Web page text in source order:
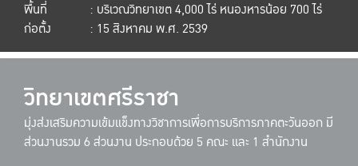
พื้นที่
: บริเวณวิทยาเขต 4,000 ไร่ หนองหารน้อย 700 ไร่
ก่อตั้ง
: 15 สิงหาคม พ.ศ. 2539
วิทยาเขตศรีราชา
มุ่งส่งเสริมความเข้มแข็งทางวิชาการเพื่อการบริการภาคตะวันออก มี
ส่วนงานรวม 6 ส่วนงาน ประกอบด้วย 5 คณะ และ 1 สำนักงาน